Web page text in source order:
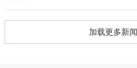
加载更多新闻